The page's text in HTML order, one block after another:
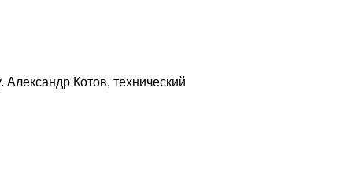
Котов, технический